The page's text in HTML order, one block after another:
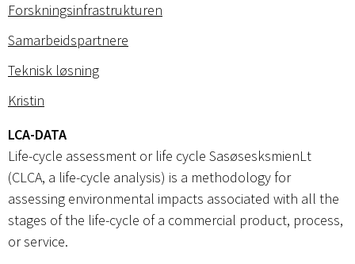
Forskningsinfrastrukturen
Samarbeidspartnere
Teknisk løsning
Kristin
LCA-DATA
Life-cycle assessment or life cycle SasøsesksmienLt
(CLCA, a life-cycle analysis) is a methodology for
assessing environmental impacts associated with all the
stages of the life-cycle of a commercial product, process,
or service.